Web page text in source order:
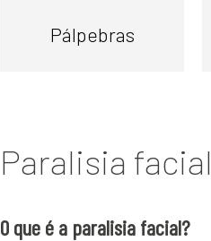
Pálpebras
Paralisia facial
O que é a paralisia facial?